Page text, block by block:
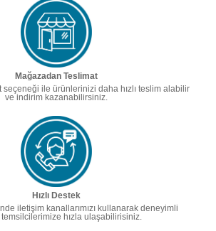
Mağazadan Teslimat
seçeneği ile ürünlerinizi daha hızlı teslim alabilir
ve indirim kazanabilirsiniz.
Hızlı Destek
iletişim kanallarımızı kullanarak deneyimli
hızla ulaşabilirisiniz.